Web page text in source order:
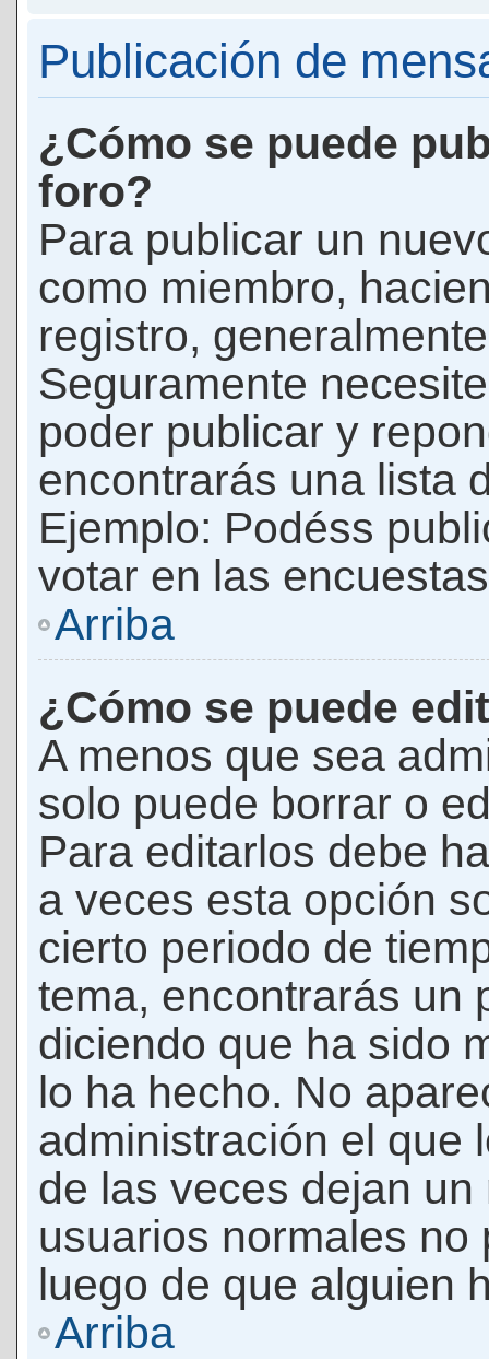
Publicación de
¿Cómo se puede
foro?
Para publicar un
como miembro,
registro,
Seguramente
poder publicar y
encontrarás una lista
Ejemplo: Podéss
votar en las
Arriba
¿Cómo se puede
A menos que sea
solo puede borrar o
Para editarlos debe
a veces esta opción
cierto periodo de
tema, encontrarás un
diciendo que ha sido
lo ha hecho. No
administración el que
de las veces dejan
usuarios normales
luego de que alguien
Arriba